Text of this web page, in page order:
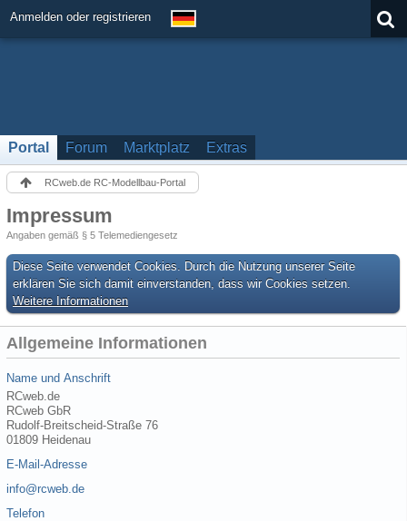
Anmelden oder registrieren
Portal Forum Marktplatz Extras
RCweb.de RC-Modellbau-Portal
Impressum
Angaben gemäß § 5 Telemediengesetz
Diese Seite verwendet Cookies. Durch die Nutzung unserer Seite
erklären Sie sich damit einverstanden, dass wir Cookies setzen.
Weitere Informationen
Allgemeine Informationen
Name und Anschrift
RCweb.de
RCweb GbR
Rudolf-Breitscheid-Straße 76
01809 Heidenau
E-Mail-Adresse
info@rcweb.de
Telefon